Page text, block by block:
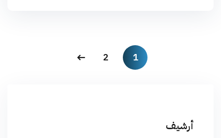
1
2
أرشيف